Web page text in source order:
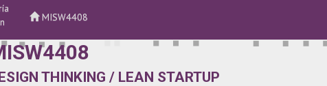
MISW4408
THINKING / LEAN STARTUP